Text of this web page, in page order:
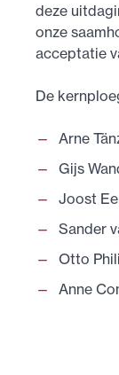
deze
onze
acceptatie
De
Arne
Gijs
Joost
Sander
Otto
Anne